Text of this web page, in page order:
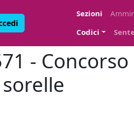
Sezioni
Codici
-